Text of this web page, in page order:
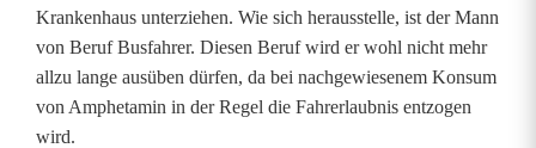
n
f
l
Krankenhaus unterziehen. Wie sich herausstelle, ist der Mann
von Beruf Busfahrer. Diesen Beruf wird er wohl nicht mehr
allzu lange ausüben dürfen, da bei nachgewiesenem Konsum
von Amphetamin in der Regel die Fahrerlaubnis entzogen
wird.